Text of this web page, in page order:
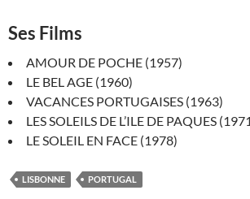
Ses Films
AMOUR DE POCHE (1957)
LE BEL AGE (1960)
VACANCES PORTUGAISES (1963)
LES SOLEILS DE L’ILE DE PAQUES
LE SOLEIL EN FACE (1978)
LISBONNE PORTUGAL